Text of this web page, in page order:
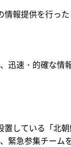
報提供を行っ
迅速・的確な情
している「北
緊急参集チーム